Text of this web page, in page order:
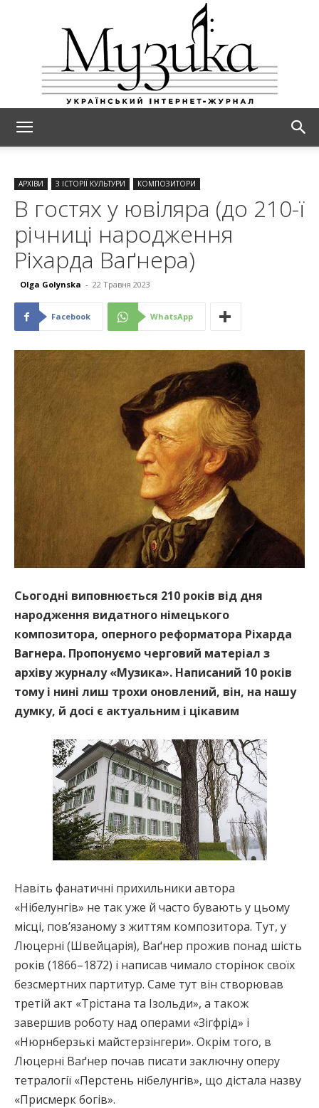
АРХІВИ З ІСТОРІЇ КУЛЬТУРИ КОМПОЗИТОРИ
В гостях у ювіляра (до 210-ї
річниці народження
Ріхарда Ваґнера)
Olga Golynska - 22 Травня 2023
Facebook WhatsApp
Сьогодні виповнюється 210 років від дня
народження видатного німецького
композитора, оперного реформатора Ріхарда
Вагнера. Пропонуємо черговий матеріал з
архіву журналу «Музика». Написаний 10 років
тому і нині лиш трохи оновлений, він, на нашу
думку, й досі є актуальним і цікавим
Навіть фанатичні прихильники автора
«Нібелунгів» не так уже й часто бувають у цьому
місці, пов’язаному з життям композитора. Тут, у
Люцерні (Швейцарія), Ваґнер прожив понад шість
років (1866–1872) і написав чимало сторінок своїх
безсмертних партитур. Саме тут він створював
третій акт «Трістана та Ізольди», а також
завершив роботу над операми «Зігфрід» і
«Нюрнберзькі майстерзінгери». Окрім того, в
Люцерні Ваґнер почав писати заключну оперу
тетралогії «Перстень нібелунгів», що дістала назву
«Присмерк богів».